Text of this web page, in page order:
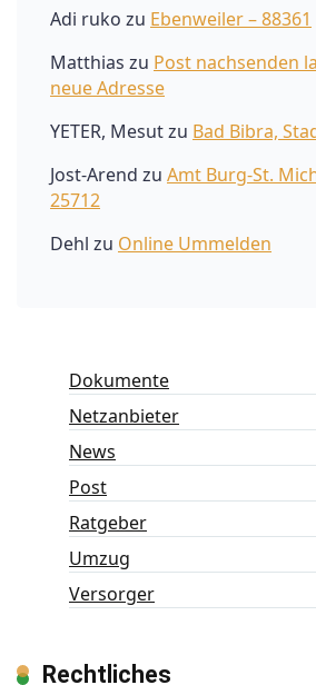
Adi ruko zu Ebenweiler – 88361
Matthias zu Post nachsenden
neue Adresse
YETER, Mesutzu Bad Bibra,
Jost-Arend zu Amt Burg-St.
25712
Dehl zu Online Ummelden
Dokumente
Netzanbieter
News
Post
Ratgeber
Umzug
Versorger
Rechtliches